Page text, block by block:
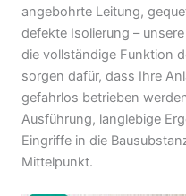
angebohrte Leitung,
defekte Isolierung –
die vollständige Funktion
sorgen dafür, dass Ihre
gefahrlos betrieben
Ausführung, langlebige
Eingriffe in die
Mittelpunkt.